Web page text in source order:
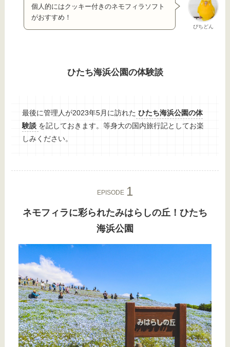
ぴちどん
個人的にはクッキー付きのネモフィラソフト
がおすすめ！
ひたち海浜公園の体験談
最後に管理人が2023年5月に訪れた ひたち海浜公園の体
験談 を記しておきます。等身大の国内旅行記としてお楽
しみください。
EPISODE
ネモフィラに彩られたみはらしの丘！ひたち
海浜公園